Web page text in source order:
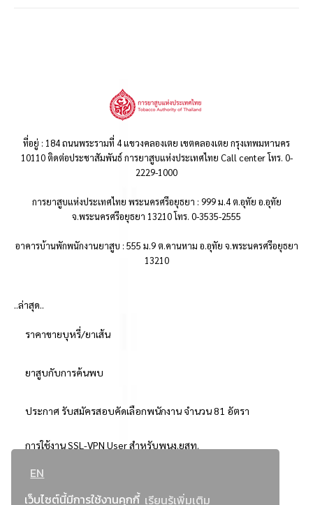
EN
เว็บไซต์นี้มีการใช้งานคุกกี้ เรียนรู้เพิ่มเติม
ที่อยู่ : 184 ถนนพระรามที่ 4 แขวงคลองเตย เขตคลองเตย กรุงเทพมหานคร
10110 ติดต่อประชาสัมพันธ์ การยาสูบแห่งประเทศไทย Call center โทร. 0-
2229-1000
การยาสูบแห่งประเทศไทย พระนครศรีอยุธยา : 999 ม.4 ต.อุทัย อ.อุทัย
จ.พระนครศรีอยุธยา 13210 โทร. 0-3535-2555
อาคารบ้านพักพนักงานยาสูบ : 555 ม.9 ต.คานหาม อ.อุทัย จ.พระนครศรีอยุธยา
13210
..ล่าสุด..
ราคาขายบุหรี่/ยาเส้น
ยาสูบกับการค้นพบ
ประกาศ รับสมัครสอบคัดเลือกพนักงาน จำนวน 81 อัตรา
การใช้งาน SSL-VPN User สำหรับพนง.ยสท.
..ยอดนิยม..